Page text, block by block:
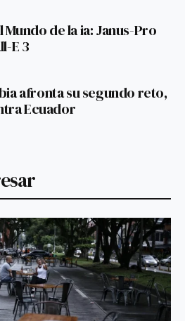
de la ia: Janus-Pro
E 3
afronta su segundo reto,
Ecuador